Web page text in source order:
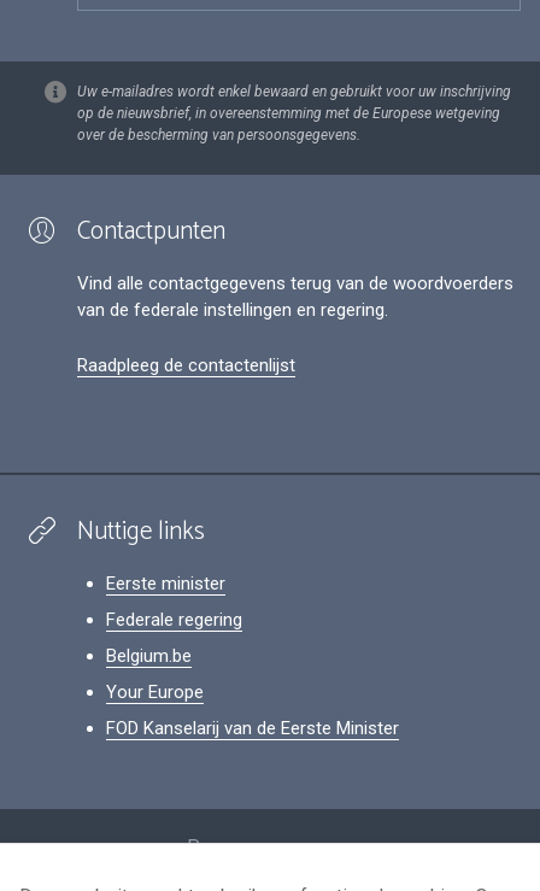
Uw e-mailadres wordt enkel bewaard en gebruikt voor uw inschrijving
op de nieuwsbrief, in overeenstemming met de Europese wetgeving
over de bescherming van persoonsgegevens.
Contactpunten
Vind alle contactgegevens terug van de woordvoerders
van de federale instellingen en regering.
Raadpleeg de contactenlijst
Nuttige links
Eerste minister
Federale regering
Belgium.be
Your Europe
FOD Kanselarij van de Eerste Minister
Persoonsgegevens